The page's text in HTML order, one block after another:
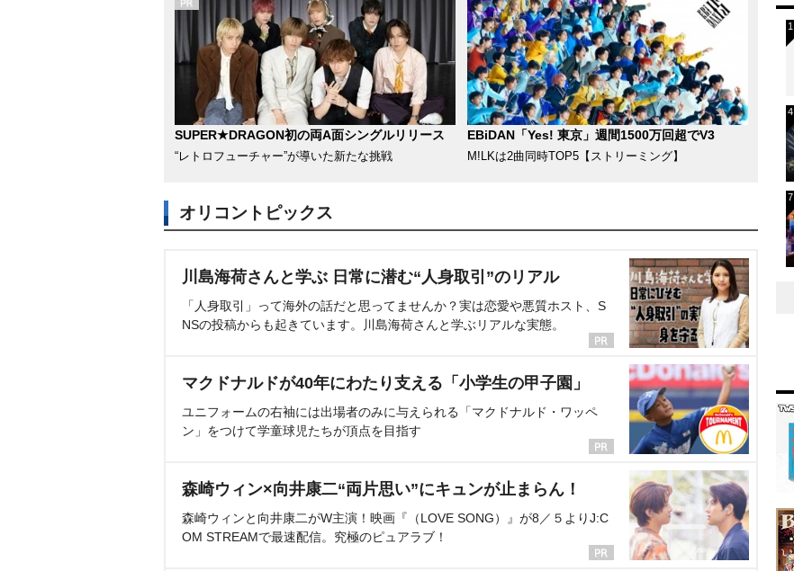
SUPER★DRAGON初の両A面シングルリリース
“レトロフューチャー”が導いた新たな挑戦
EBiDAN「Yes! 東京」週間1500万回超でV3
M!LKは2曲同時TOP5【ストリーミング】
オリコントピックス
川島海荷さんと学ぶ 日常に潜む“人身取引”のリアル
「人身取引」って海外の話だと思ってませんか？実は恋愛や悪質ホスト、S
NSの投稿からも起きています。川島海荷さんと学ぶリアルな実態。
マクドナルドが40年にわたり支える「小学生の甲子園」
ユニフォームの右袖には出場者のみに与えられる「マクドナルド・ワッペ
ン」をつけて学童球児たちが頂点を目指す
森崎ウィン×向井康二“両片思い”にキュンが止まらん！
森崎ウィンと向井康二がW主演！映画『（LOVE SONG）』が8／５よりJ:C
OM STREAMで最速配信。究極のピュアラブ！